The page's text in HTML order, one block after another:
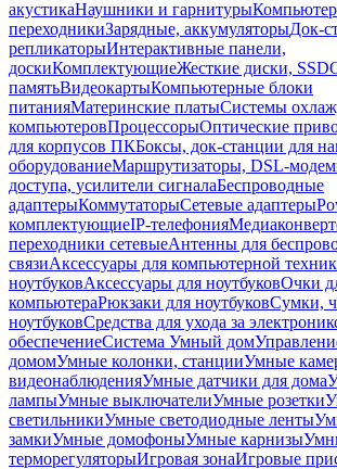
акустикаНаушники и гарнитуры
переходникиЗарядные, аккумуляторыДок-
репликаторыИнтерактивные панели,
доскиКомплектующиеЖесткие диски, SSD
памятьВидеокартыКомпьютерные блоки
питанияМатеринские платыСистемы
компьютеровПроцессорыОптические
для корпусов ПКБоксы, док-станции для
оборудованиеМаршрутизаторы, DSL-
доступа, усилители сигналаБеспроводные
адаптерыКоммутаторыСетевые адаптеры
комплектующиеIP-телефония
переходники сетевыеАнтенны для
связиАксессуары для компьютерной
ноутбуковАксессуары для ноутбуковОчки
компьютераРюкзаки для ноутбуковСумки,
ноутбуковСредства для ухода за
обеспечениеСистема Умный дом
домомУмные колонки, станцииУмные
видеонаблюденияУмные датчики для дома
лампыУмные выключателиУмные розетки
светильникиУмные светодиодные ленты
замкиУмные домофоныУмные карнизы
терморегуляторыИгровая зонаИгровые